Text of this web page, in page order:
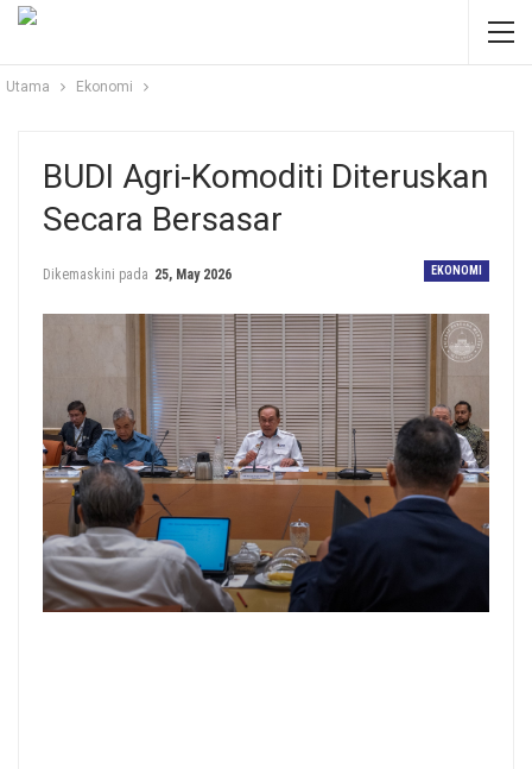
Utama Ekonomi
BUDI Agri-Komoditi Diteruskan
Secara Bersasar
EKONOMI
Dikemaskini pada 25, May 2026